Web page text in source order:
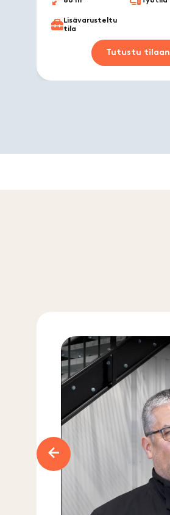
Lisävarusteltu
tila
Tutustu tilaan
Previous slide